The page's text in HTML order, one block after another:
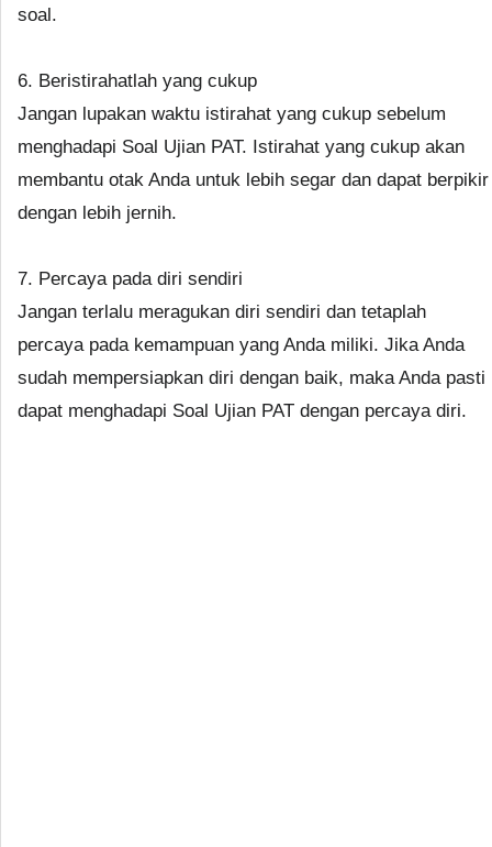
soal.
6. Beristirahatlah yang cukup
Jangan lupakan waktu istirahat yang cukup sebelum
menghadapi Soal Ujian PAT. Istirahat yang cukup akan
membantu otak Anda untuk lebih segar dan dapat berpikir
dengan lebih jernih.
7. Percaya pada diri sendiri
Jangan terlalu meragukan diri sendiri dan tetaplah
percaya pada kemampuan yang Anda miliki. Jika Anda
sudah mempersiapkan diri dengan baik, maka Anda pasti
dapat menghadapi Soal Ujian PAT dengan percaya diri.